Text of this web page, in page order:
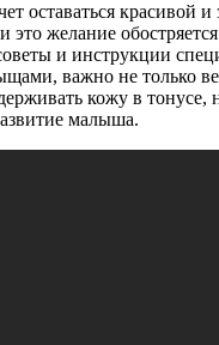
оставаться красивой и
это желание
и инструкции
важно не только
кожу в тонусе,
малыша.